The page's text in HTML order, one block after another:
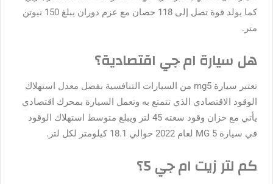
كما يولد قوة تصل إلى 118 حصان مع عزم دوران يبلغ 150 نيوتن
متر.
هل سيارة ام جي اقتصادية؟
تعتبر سيارة mg5 من السيارات التنافسية بفضل معدل استهلاك
الوقود الاقتصادي الذي تتمتع به وتعمل السيارة بمحرك اقتصادي
يأتي مع خزان وقود سعته 45 لتر ويبلغ متوسط استهلاك الوقود
في سيارة MG 5 لعام 2022 حوالي 18.1 كيلومتر لكل لتر.
كم لتر زيت ام جي 5؟